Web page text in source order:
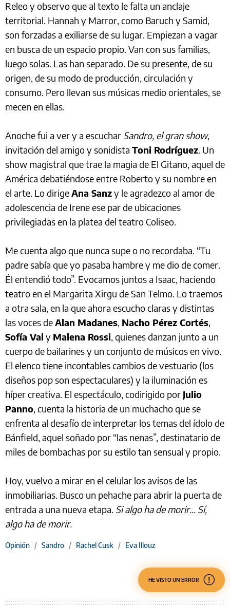
Releo y observo que al texto le falta un anclaje
territorial. Hannah y Marror, como Baruch y Samid,
son forzadas a exiliarse de su lugar. Empiezan a vagar
en busca de un espacio propio. Van con sus familias,
luego solas. Las han separado. De su presente, de su
origen, de su modo de producción, circulación y
consumo. Pero llevan sus músicas medio orientales, se
mecen en ellas.
Anoche fui a ver y a escuchar Sandro, el gran show,
invitación del amigo y sonidista Toni Rodríguez. Un
show magistral que trae la magia de El Gitano, aquel de
América debatiéndose entre Roberto y su nombre en
el arte. Lo dirigeAna Sanzy le agradezco al amor de
adolescencia de Irene ese par de ubicaciones
privilegiadas en la platea del teatro Coliseo.
Me cuenta algo que nunca supe o no recordaba. “Tu
padre sabía que yo pasaba hambre y me dio de comer.
Él entendió todo”. Evocamos juntos a Isaac, haciendo
teatro en el Margarita Xirgu de San Telmo. Lo traemos
a otra sala, en la que ahora escucho claras y distintas
las voces deAlan Madanes, Nacho Pérez Cortés,
Sofía Val y Malena Rossi, quienes danzan junto a un
cuerpo de bailarines y un conjunto de músicos en vivo.
El elenco tiene incontables cambios de vestuario (los
diseños pop son espectaculares) y la iluminación es
híper creativa. El espectáculo, codirigido por Julio
Panno, cuenta la historia de un muchacho que se
enfrenta al desafío de interpretar los temas del ídolo de
Bánfield, aquel soñado por “las nenas”, destinatario de
miles de bombachas por su estilo tan sensual y propio.
Hoy, vuelvo a mirar en el celular los avisos de las
inmobiliarias. Busco un pehache para abrir la puerta de
entrada a una nueva etapa. Si algo ha de morir... Sí,
algo ha de morir.
Opinión / Sandro / Rachel Cusk / Eva Illouz
HE VISTO UN ERROR